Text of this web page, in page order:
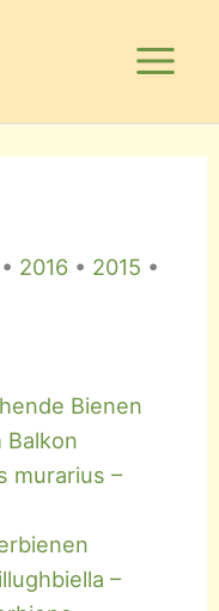
• 2016 • 2015 •
Bienen
Balkon
murarius –
–